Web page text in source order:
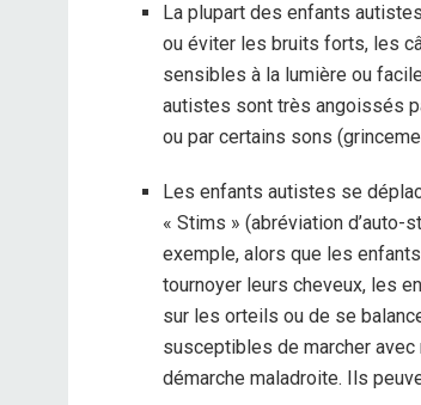
La plupart des enfants
ou éviter les bruits forts, les
sensibles à la lumière ou
autistes sont très angoissés
ou par certains sons
Les enfants autistes se
« Stims » (abréviation
exemple, alors que les
tournoyer leurs cheveux, les
sur les orteils ou de se
susceptibles de marcher
démarche maladroite. Ils